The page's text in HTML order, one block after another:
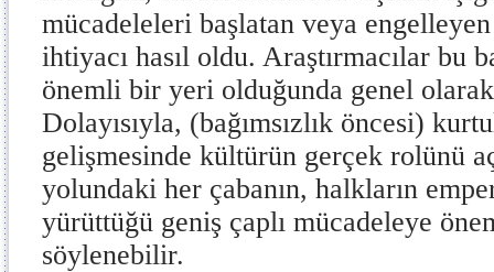
mücadeleleri başlatan veya
ihtiyacı hasıl oldu. Araştırmacılar bu
önemli bir yeri olduğunda genel
Dolayısıyla, (bağımsızlık öncesi)
gelişmesinde kültürün gerçek rolünü
yolundaki her çabanın, halkların
yürüttüğü geniş çaplı mücadeleye
söylenebilir.